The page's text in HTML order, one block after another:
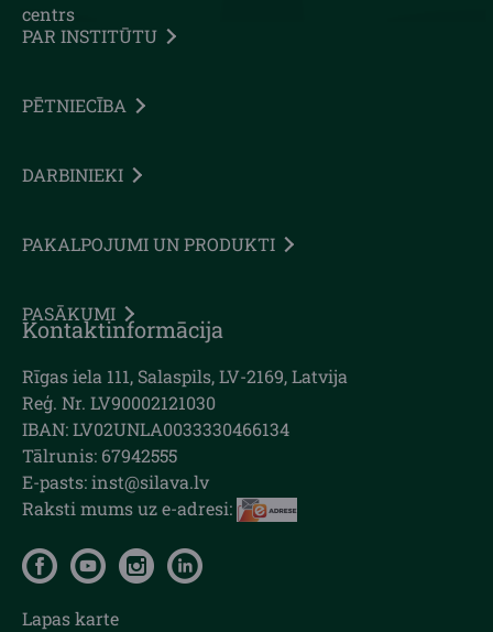
centrs
PAR INSTITŪTU
PĒTNIECĪBA
DARBINIEKI
PAKALPOJUMI UN PRODUKTI
PASĀKUMI
Kontaktinformācija
Rīgas iela 111, Salaspils, LV-2169, Latvija
Reģ. Nr. LV90002121030
IBAN: LV02UNLA0033330466134
Tālrunis: 67942555
E-pasts: inst@silava.lv
Raksti mums uz e-adresi:
Lapas karte